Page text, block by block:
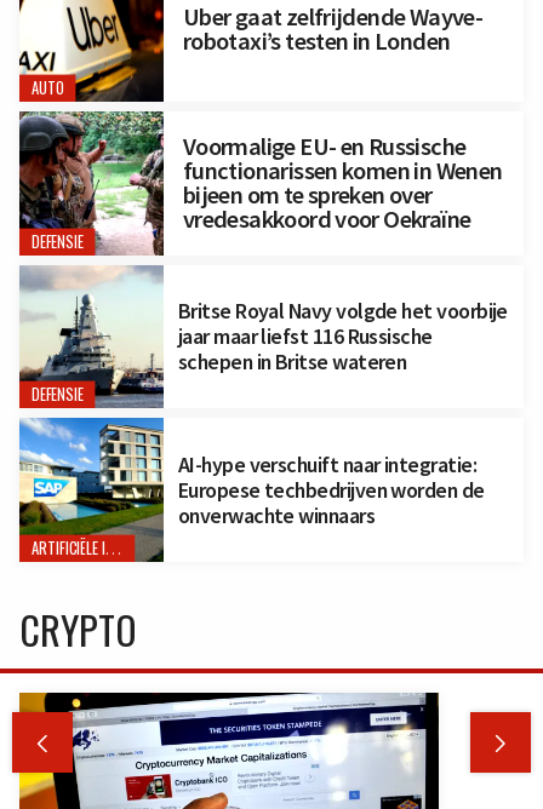
AUTO
Uber gaat zelfrijdende Wayve-
robotaxi’s testen in Londen
DEFENSIE
Voormalige EU- en Russische
functionarissen komen in Wenen
bijeen om te spreken over
vredesakkoord voor Oekraïne
DEFENSIE
Britse Royal Navy volgde het voorbije
jaar maar liefst 116 Russische
schepen in Britse wateren
ARTIFICIËLE INTELLIGENTIE
AI-hype verschuift naar integratie:
Europese techbedrijven worden de
onverwachte winnaars
CRYPTO
 